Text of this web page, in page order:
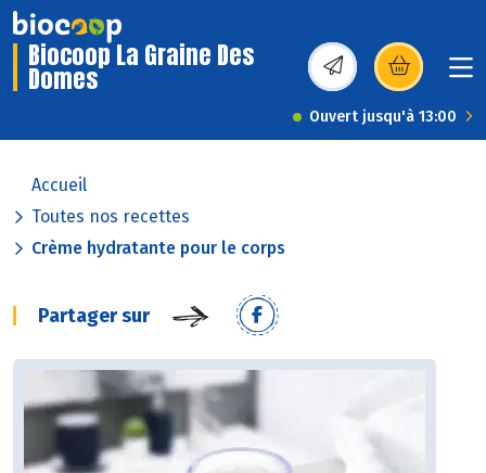
Biocoop La Graine Des
Domes (s’ouvre dans une
Ouvert jusqu'à 13:00
Accueil
Toutes nos recettes
Crème hydratante pour le corps
Partager sur